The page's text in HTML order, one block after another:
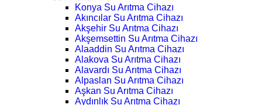
Konya Su Arıtma Cihazı
Akıncılar Su Arıtma Cihazı
Akşehir Su Arıtma Cihazı
Akşemsettin Su Arıtma Cihazı
Alaaddin Su Arıtma Cihazı
Alakova Su Arıtma Cihazı
Alavardı Su Arıtma Cihazı
Alpaslan Su Arıtma Cihazı
Aşkan Su Arıtma Cihazı
Aydınlık Su Arıtma Cihazı